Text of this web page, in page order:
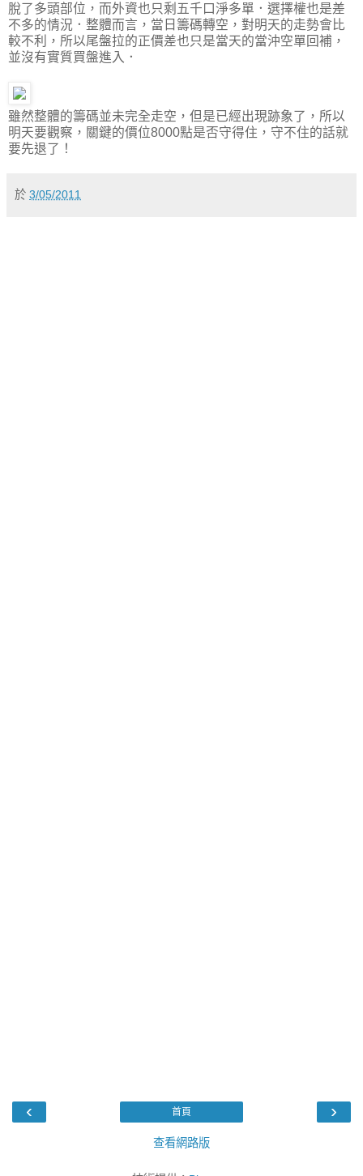
脫了多頭部位，而外資也只剩五千口淨多單．選擇權也是差
不多的情況．整體而言，當日籌碼轉空，對明天的走勢會比
較不利，所以尾盤拉的正價差也只是當天的當沖空單回補，
並沒有實質買盤進入．
雖然整體的籌碼並未完全走空，但是已經出現跡象了，所以
明天要觀察，關鍵的價位8000點是否守得住，守不住的話就
要先退了！
於 3/05/2011
‹ ›
首頁
查看網路版